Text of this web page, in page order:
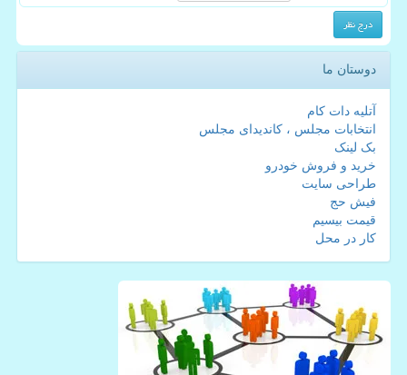
دوستان ما
آتلیه دات کام
انتخابات مجلس ، کاندیدای مجلس
بک لینک
خرید و فروش خودرو
طراحی سایت
فیش حج
قیمت بیسیم
کار در محل